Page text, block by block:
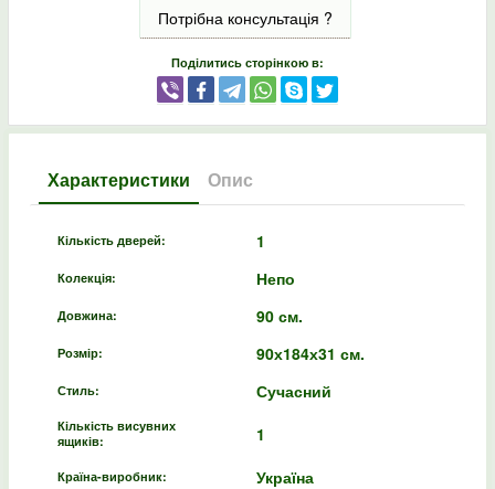
Потрібна консультація ?
Поділитись сторінкою в:
Характеристики Опис
Кількість дверей: 1
Колекція: Непо
Довжина: 90 см.
Розмір: 90х184х31 см.
Стиль: Сучасний
Кількість висувних
ящиків:
1
Країна-виробник: Україна